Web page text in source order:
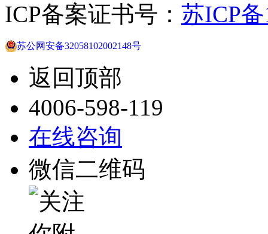
ICP备案证书号： 苏ICP
苏公网安备32058102002148号
返回顶部
4006-598-119
在线咨询
微信二维码